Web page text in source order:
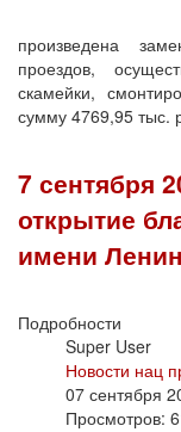
произведена
проездов,
скамейки,
сумму 4769,95 тыс.
7 сентября
открытие
имени
Подробности
Super User
Новости нац
07 сентября
Просмотров: